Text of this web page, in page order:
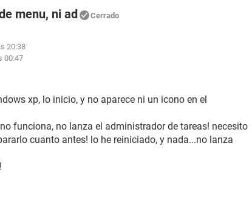
menu, ni ad Cerrado
20:38
00:47
xp, lo inicio, y no aparece ni un icono en el
funciona, no lanza el administrador de tareas! necesito
cuanto antes! lo he reiniciado, y nada...no lanza